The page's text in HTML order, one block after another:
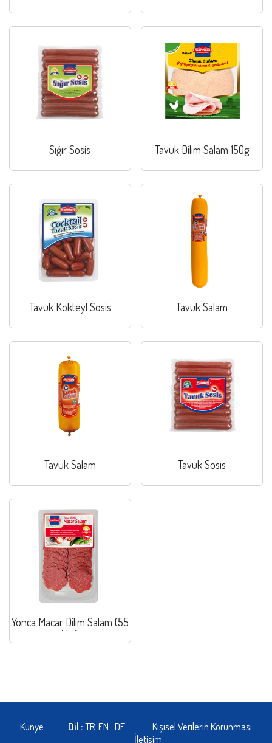
Sığır Sosis Tavuk Dilim Salam 150g
Tavuk Kokteyl Sosis Tavuk Salam
Tavuk Salam Tavuk Sosis
Yonca Macar Dilim Salam (55
klb.)
Künye Dil :TR EN DE
Kişisel Verilerin Korunması
İletişim